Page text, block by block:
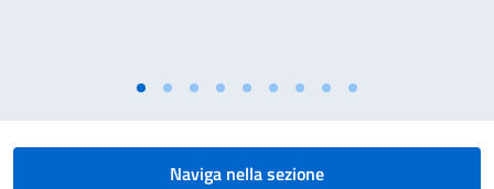
Naviga nella sezione